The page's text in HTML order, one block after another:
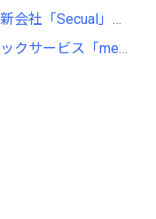
「Secual」を設立
ンβを３月末までの期間限定で提供開始